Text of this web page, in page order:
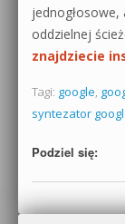
oddzielnej
znajdziecie
Tagi: google,
syntezator
Podziel się: